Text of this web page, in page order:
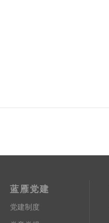
蓝雁党建
党建制度